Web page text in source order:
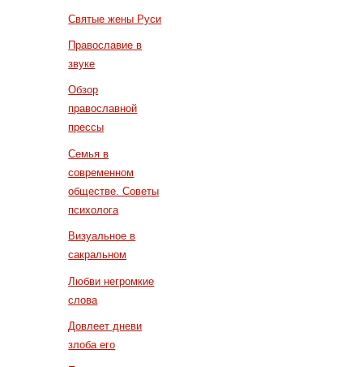
Святые жены Руси
Православие в
звуке
Обзор
православной
прессы
Семья в
современном
обществе. Советы
психолога
Визуальное в
сакральном
Любви негромкие
слова
Довлеет дневи
злоба его